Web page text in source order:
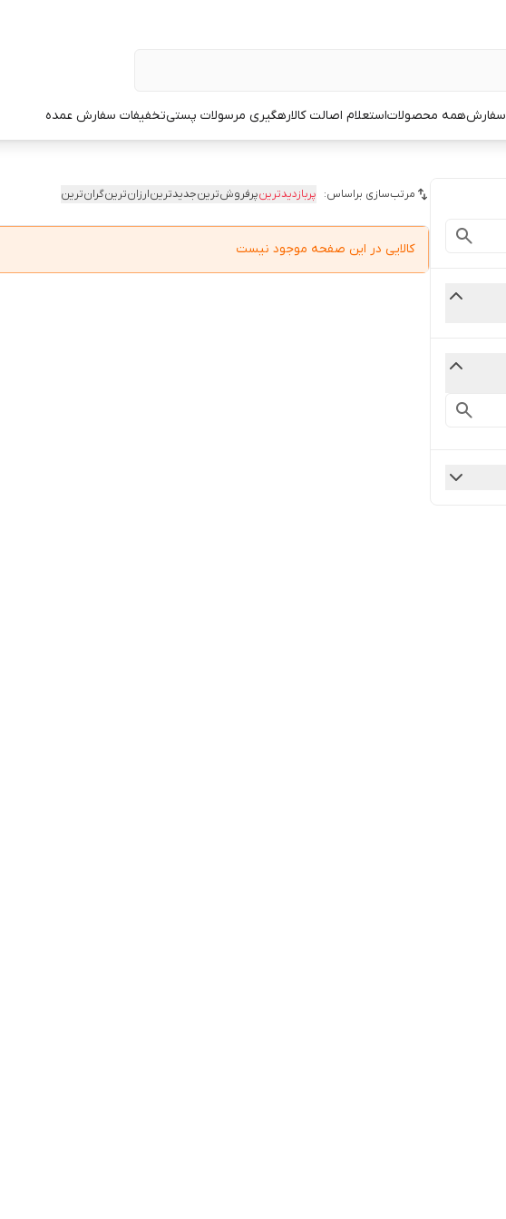
سفارشهمه محصولاتاستعلام اصالت کالارهگیری مرسولات پستیتخفیفات سفارش عمده
مرتب‌سازی براساس: پربازدیدترینپرفروش‌ترینجدیدترینارزان‌ترینگران‌ترین
کالایی در این صفحه موجود نیست